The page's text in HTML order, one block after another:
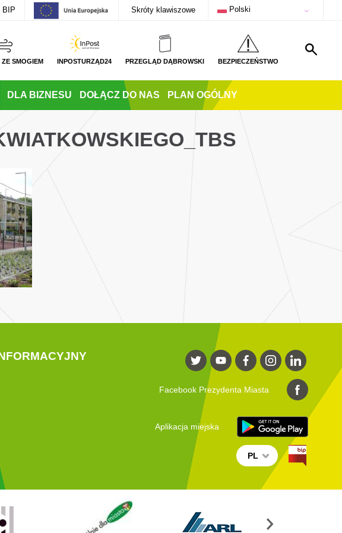
czcionki
BIP Skróty klawiszowe Polski
ZE SMOGIEM INPOSTURZĄD24 PRZEGLĄD DĄBROWSKI BEZPIECZEŃSTWO
DLA BIZNESU DOŁĄCZ DO NAS PLAN OGÓLNY
Facebook Prezydenta Miasta
Aplikacja miejska
PL